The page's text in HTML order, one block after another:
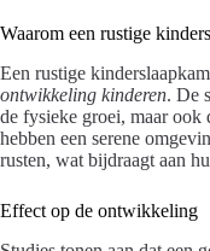
Waarom een rustige
Een rustige
ontwikkeling kinderen. De
de fysieke groei, maar
hebben een serene
rusten, wat bijdraagt aan
Effect op de ontwikkeling